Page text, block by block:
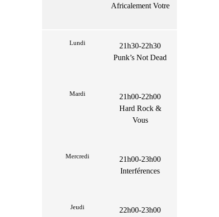
Africalement Votre
Lundi
21h30-22h30
Punk’s Not Dead
Mardi
21h00-22h00
Hard Rock &
Vous
Mercredi
21h00-23h00
Interférences
Jeudi
22h00-23h00